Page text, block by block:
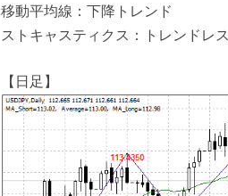
移動平均線：下降トレンド
ストキャスティクス：トレンドレス
【日足】